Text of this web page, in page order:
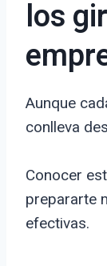
los
Aunque
conlleva
Conocer
prepararte
efectivas.